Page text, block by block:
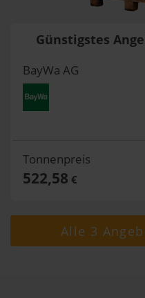
Günstigstes
BayWa AG
Tonnenpreis
522,58 €
Alle 3